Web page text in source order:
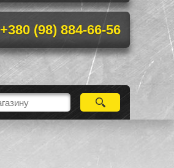
+380 (98) 884-66-56